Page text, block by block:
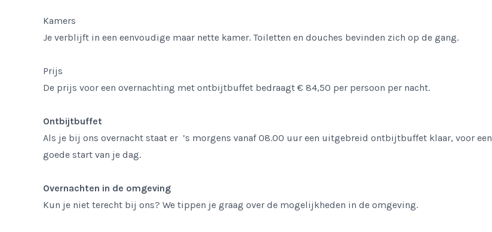
Kamers
Je verblijft in een eenvoudige maar nette kamer. Toiletten en douches bevinden zich op de gang.
Prijs
De prijs voor een overnachting met ontbijtbuffet bedraagt € 84,50 per persoon per nacht.
Ontbijtbuffet
Als je bij ons overnacht staat er ’s morgens vanaf 08.00 uur een uitgebreid ontbijtbuffet klaar, voor een
goede start van je dag.
Overnachten in de omgeving
Kun je niet terecht bij ons? We tippen je graag over de mogelijkheden in de omgeving.